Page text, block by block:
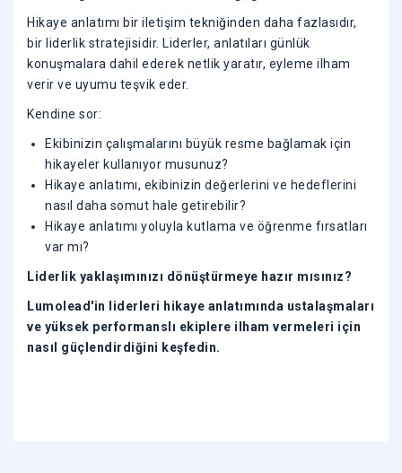
Hikaye anlatımı bir iletişim tekniğinden daha fazlasıdır,
bir liderlik stratejisidir. Liderler, anlatıları günlük
konuşmalara dahil ederek netlik yaratır, eyleme ilham
verir ve uyumu teşvik eder.
Kendine sor:
Ekibinizin çalışmalarını büyük resme bağlamak için
hikayeler kullanıyor musunuz?
Hikaye anlatımı, ekibinizin değerlerini ve hedeflerini
nasıl daha somut hale getirebilir?
Hikaye anlatımı yoluyla kutlama ve öğrenme fırsatları
var mı?
Liderlik yaklaşımınızı dönüştürmeye hazır mısınız?
Lumolead'in liderleri hikaye anlatımında ustalaşmaları
ve yüksek performanslı ekiplere ilham vermeleri için
nasıl güçlendirdiğini keşfedin.